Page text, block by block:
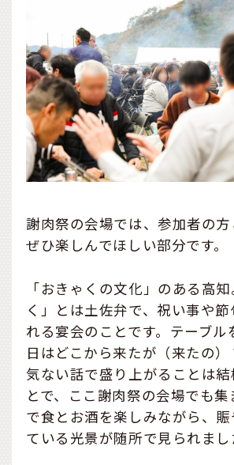
謝肉祭の会場では、参加者の方
ぜひ楽しんでほしい部分です。
「おきゃくの文化」のある高
く」とは土佐弁で、祝い事や
れる宴会のことです。テーブル
日はどこから来たが（来たの
気ない話で盛り上がることは
とで、ここ謝肉祭の会場でも
で食とお酒を楽しみながら、
ている光景が随所で見られまし